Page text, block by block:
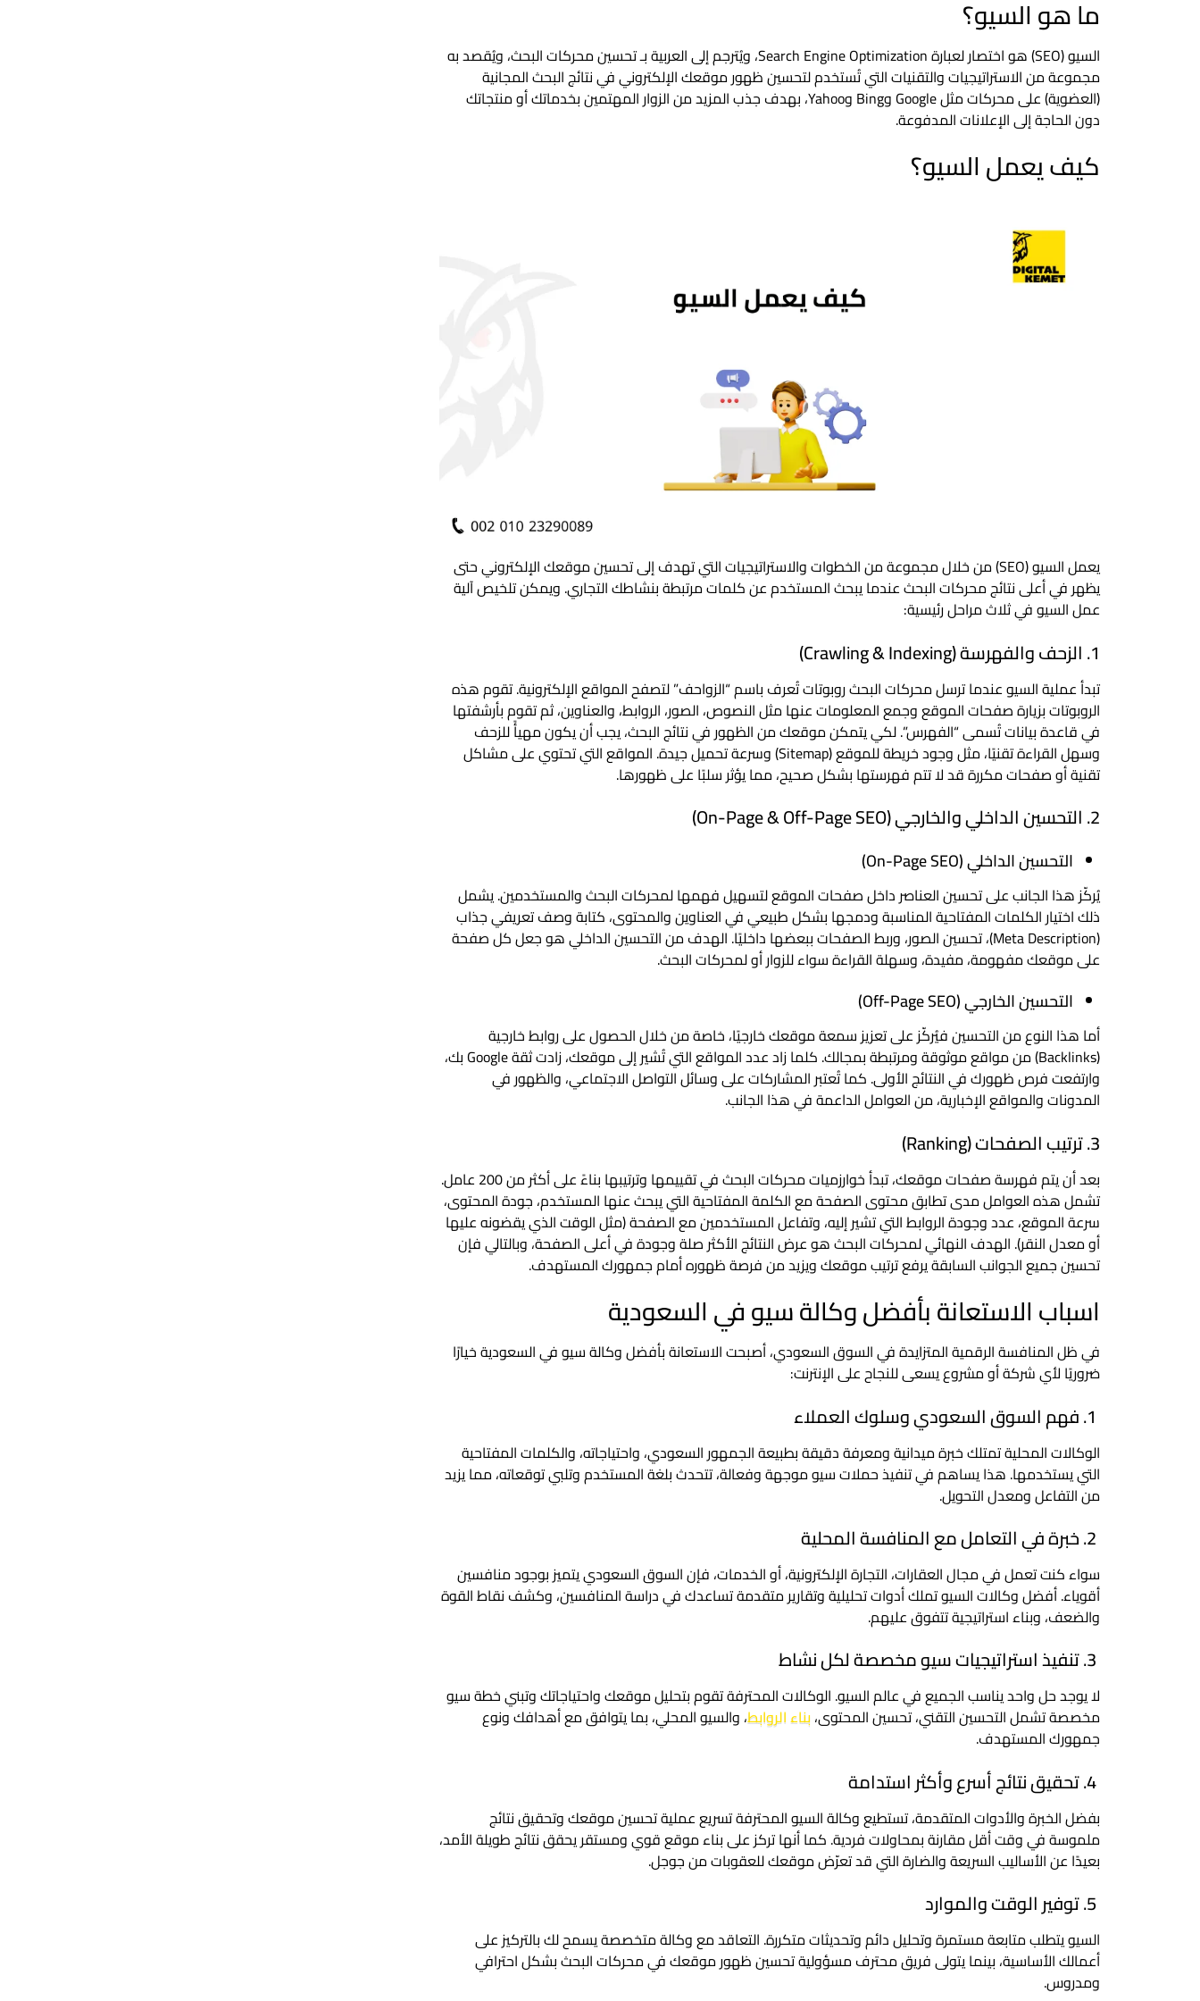
ما هو السيو؟
السيو (SEO) هو اختصار لعبارة Search Engine Optimization، ويُترجم إلى العربية بـ تحسين محركات البحث، ويُقصد به
مجموعة من الاستراتيجيات والتقنيات التي تُستخدم لتحسين ظهور موقعك الإلكتروني في نتائج البحث المجانية
(العضوية) على محركات مثل Google وBing وYahoo، بهدف جذب المزيد من الزوار المهتمين بخدماتك أو منتجاتك
دون الحاجة إلى الإعلانات المدفوعة.
كيف يعمل السيو؟
يعمل السيو (SEO) من خلال مجموعة من الخطوات والاستراتيجيات التي تهدف إلى تحسين موقعك الإلكتروني حتى
يظهر في أعلى نتائج محركات البحث عندما يبحث المستخدم عن كلمات مرتبطة بنشاطك التجاري. ويمكن تلخيص آلية
عمل السيو في ثلاث مراحل رئيسية:
1. الزحف والفهرسة (Crawling & Indexing)
تبدأ عملية السيو عندما ترسل محركات البحث روبوتات تُعرف باسم “الزواحف” لتصفح المواقع الإلكترونية. تقوم هذه
الروبوتات بزيارة صفحات الموقع وجمع المعلومات عنها مثل النصوص، الصور، الروابط، والعناوين، ثم تقوم بأرشفتها
في قاعدة بيانات تُسمى “الفهرس”. لكي يتمكن موقعك من الظهور في نتائج البحث، يجب أن يكون مهيأً للزحف
وسهل القراءة تقنيًا، مثل وجود خريطة للموقع (Sitemap) وسرعة تحميل جيدة. المواقع التي تحتوي على مشاكل
تقنية أو صفحات مكررة قد لا تتم فهرستها بشكل صحيح، مما يؤثر سلبًا على ظهورها.
2. التحسين الداخلي والخارجي (On-Page & Off-Page SEO)
التحسين الداخلي (On-Page SEO)
يُركّز هذا الجانب على تحسين العناصر داخل صفحات الموقع لتسهيل فهمها لمحركات البحث والمستخدمين. يشمل
ذلك اختيار الكلمات المفتاحية المناسبة ودمجها بشكل طبيعي في العناوين والمحتوى، كتابة وصف تعريفي جذاب
(Meta Description)، تحسين الصور، وربط الصفحات ببعضها داخليًا. الهدف من التحسين الداخلي هو جعل كل صفحة
على موقعك مفهومة، مفيدة، وسهلة القراءة سواء للزوار أو لمحركات البحث.
التحسين الخارجي (Off-Page SEO)
أما هذا النوع من التحسين فيُركّز على تعزيز سمعة موقعك خارجيًا، خاصة من خلال الحصول على روابط خارجية
(Backlinks) من مواقع موثوقة ومرتبطة بمجالك. كلما زاد عدد المواقع التي تُشير إلى موقعك، زادت ثقة Google بك،
وارتفعت فرص ظهورك في النتائج الأولى. كما تُعتبر المشاركات على وسائل التواصل الاجتماعي، والظهور في
المدونات والمواقع الإخبارية، من العوامل الداعمة في هذا الجانب.
3. ترتيب الصفحات (Ranking)
بعد أن يتم فهرسة صفحات موقعك، تبدأ خوارزميات محركات البحث في تقييمها وترتيبها بناءً على أكثر من 200 عامل.
تشمل هذه العوامل مدى تطابق محتوى الصفحة مع الكلمة المفتاحية التي يبحث عنها المستخدم، جودة المحتوى،
سرعة الموقع، عدد وجودة الروابط التي تشير إليه، وتفاعل المستخدمين مع الصفحة (مثل الوقت الذي يقضونه عليها
أو معدل النقر). الهدف النهائي لمحركات البحث هو عرض النتائج الأكثر صلة وجودة في أعلى الصفحة، وبالتالي فإن
تحسين جميع الجوانب السابقة يرفع ترتيب موقعك ويزيد من فرصة ظهوره أمام جمهورك المستهدف.
اسباب الاستعانة بأفضل وكالة سيو في السعودية
في ظل المنافسة الرقمية المتزايدة في السوق السعودي، أصبحت الاستعانة بأفضل وكالة سيو في السعودية خيارًا
ضروريًا لأي شركة أو مشروع يسعى للنجاح على الإنترنت:
الوكالات المحلية تمتلك خبرة ميدانية ومعرفة دقيقة بطبيعة الجمهور السعودي، واحتياجاته، والكلمات المفتاحية
التي يستخدمها. هذا يساهم في تنفيذ حملات سيو موجهة وفعالة، تتحدث بلغة المستخدم وتلبي توقعاته، مما يزيد
من التفاعل ومعدل التحويل.
سواء كنت تعمل في مجال العقارات، التجارة الإلكترونية، أو الخدمات، فإن السوق السعودي يتميز بوجود منافسين
أقوياء. أفضل وكالات السيو تملك أدوات تحليلية وتقارير متقدمة تساعدك في دراسة المنافسين، وكشف نقاط القوة
والضعف، وبناء استراتيجية تتفوق عليهم.
لا يوجد حل واحد يناسب الجميع في عالم السيو. الوكالات المحترفة تقوم بتحليل موقعك واحتياجاتك وتبني خطة سيو
مخصصة تشمل التحسين التقني، تحسين المحتوى،بناء الروابط، والسيو المحلي، بما يتوافق مع أهدافك ونوع
جمهورك المستهدف.
بفضل الخبرة والأدوات المتقدمة، تستطيع وكالة السيو المحترفة تسريع عملية تحسين موقعك وتحقيق نتائج
ملموسة في وقت أقل مقارنة بمحاولات فردية. كما أنها تركز على بناء موقع قوي ومستقر يحقق نتائج طويلة الأمد،
بعيدًا عن الأساليب السريعة والضارة التي قد تعرّض موقعك للعقوبات من جوجل.
السيو يتطلب متابعة مستمرة وتحليل دائم وتحديثات متكررة. التعاقد مع وكالة متخصصة يسمح لك بالتركيز على
أعمالك الأساسية، بينما يتولى فريق محترف مسؤولية تحسين ظهور موقعك في محركات البحث بشكل احترافي
ومدروس.